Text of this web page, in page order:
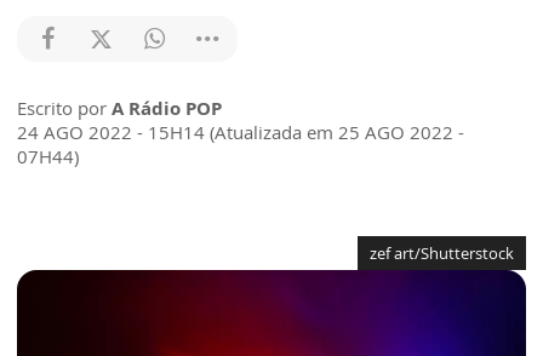
Escrito por A Rádio POP
24 AGO 2022 - 15H14 (Atualizada em 25 AGO 2022 -
07H44)
zef art/Shutterstock